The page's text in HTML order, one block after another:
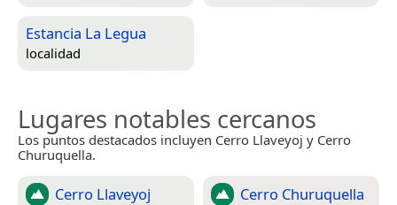
Estancia La Legua
localidad
Lugares notables cercanos
Los puntos destacados incluyen Cerro Llaveyoj y Cerro
Churuquella.
Cerro Llaveyoj Cerro Churuquella